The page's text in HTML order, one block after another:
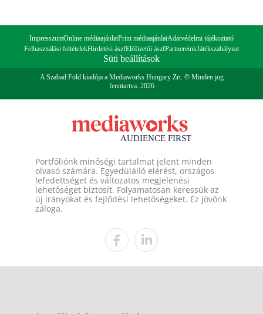
ImpresszumOnline médiaajánlatPrint médiaajánlatAdatvédelmi tájékoztató
Felhasználási feltételekHirdetési ászfElőfizetői ászfPartnereinkJátékszabályzat
Süti beállítások
A Szabad Föld kiadója a Mediaworks Hungary Zrt. © Minden jog
fenntartva. 2026
Portfóliónk minőségi tartalmat jelent minden
olvasó számára. Egyedülálló elérést, országos
lefedettséget és változatos megjelenési
lehetőséget biztosít. Folyamatosan keressük az
új irányokat és fejlődési lehetőségeket. Ez jövőnk
záloga.